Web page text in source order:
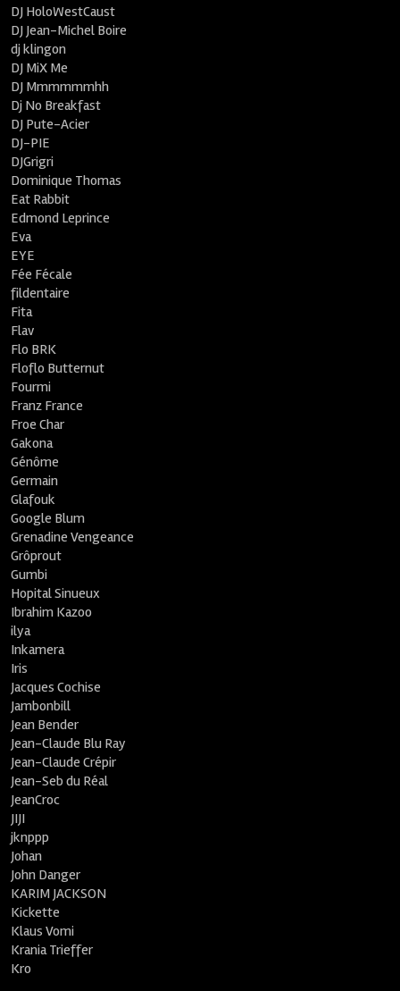
DJ HoloWestCaust
DJ Jean-Michel Boire
dj klingon
DJ MiX Me
DJ Mmmmmmhh
Dj No Breakfast
DJ Pute-Acier
DJ-PIE
DJGrigri
Dominique Thomas
Eat Rabbit
Edmond Leprince
Eva
EYE
Fée Fécale
fildentaire
Fita
Flav
Flo BRK
Floflo Butternut
Fourmi
Franz France
Froe Char
Gakona
Génôme
Germain
Glafouk
Google Blum
Grenadine Vengeance
Grôprout
Gumbi
Hopital Sinueux
Ibrahim Kazoo
ilya
Inkamera
Iris
Jacques Cochise
Jambonbill
Jean Bender
Jean-Claude Blu Ray
Jean-Claude Crépir
Jean-Seb du Réal
JeanCroc
JIJI
jknppp
Johan
John Danger
KARIM JACKSON
Kickette
Klaus Vomi
Krania Trieffer
Kro